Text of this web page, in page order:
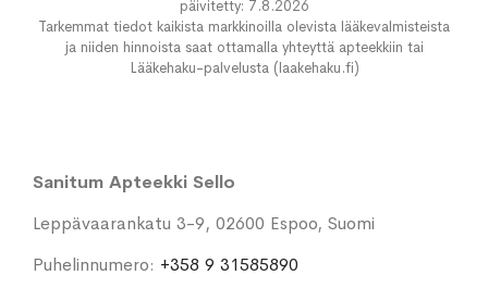
päivitetty: 7.8.2026
Tarkemmat tiedot kaikista markkinoilla olevista lääkevalmisteista
ja niiden hinnoista saat ottamalla yhteyttä apteekkiin tai
Lääkehaku-palvelusta (laakehaku.fi)
Sanitum Apteekki Sello
Leppävaarankatu 3-9, 02600 Espoo, Suomi
Puhelinnumero: +358 9 31585890